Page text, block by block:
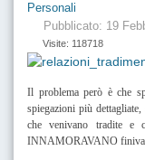
Personali
Pubblicato: 19
Visite: 118718
Il problema però è che
spiegazioni più
che venivano tradite e
INNAMORAVANO